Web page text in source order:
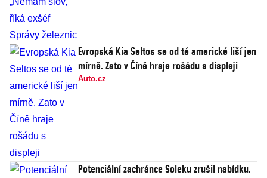
Evropská Kia Seltos se od té americké liší jen
mírně. Zato v Číně hraje rošádu s displeji
Auto.cz
Potenciální zachránce Soleku zrušil nabídku.